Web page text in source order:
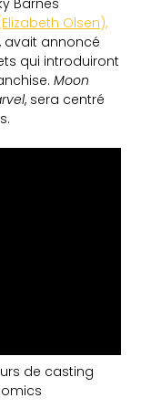
Barnes
Olsen),
avait annoncé
qui introduiront
Moon
, sera centré